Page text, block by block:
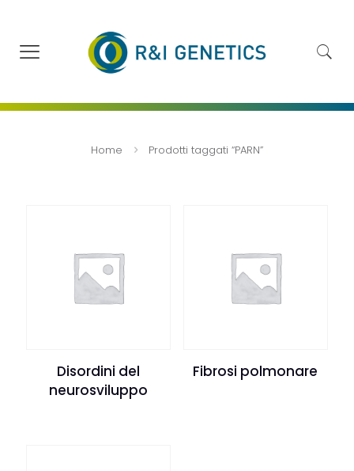
Home Prodotti taggati “PARN”
Disordini del
neurosviluppo
Fibrosi polmonare